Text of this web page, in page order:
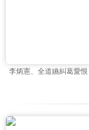
李炳憲、全道嬿糾葛愛恨